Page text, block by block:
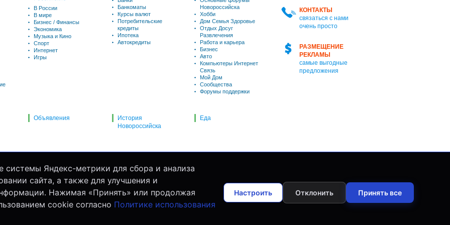
КОНТАКТЫ
связаться с нами
очень просто
РАЗМЕЩЕНИЕ
РЕКЛАМЫ
самые выгодные
предложения
В России
В мире
Бизнес / Финансы
Экономика
Музыка и Кино
Спорт
Интернет
Игры
Банкоматы
Курсы валют
Потребительские
кредиты
Ипотека
Автокредиты
Новороссийска
Хобби
Дом Семья Здоровье
Отдых Досуг
Развлечения
Работа и карьера
Бизнес
Авто
Компьютеры Интернет
Связь
Мой Дом
Сообщества
Форумы поддержки
Объявления
История
Новороссийска
Еда
Яндекс-метрики для сбора и анализа
сайта, а также для улучшения и
Нажимая «Принять» или продолжая
cookie согласно Политике использования
Настроить Отклонить Принять все